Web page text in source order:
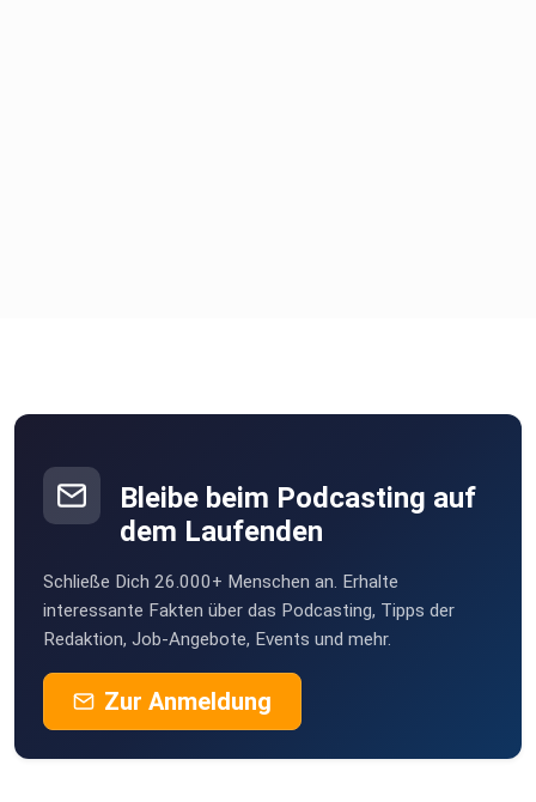
Bleibe beim Podcasting auf
dem Laufenden
Schließe Dich 26.000+ Menschen an. Erhalte
interessante Fakten über das Podcasting, Tipps der
Redaktion, Job-Angebote, Events und mehr.
Zur Anmeldung